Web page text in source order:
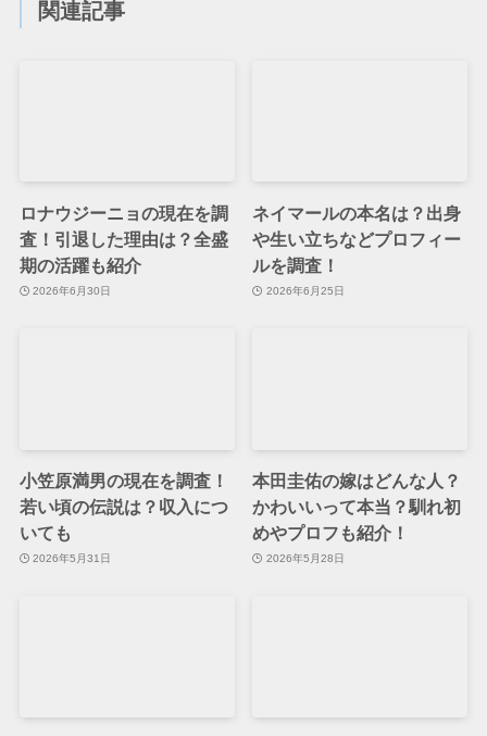
関連記事
ロナウジーニョの現在を調
査！引退した理由は？全盛
期の活躍も紹介
2026年6月30日
ネイマールの本名は？出身
や生い立ちなどプロフィー
ルを調査！
2026年6月25日
小笠原満男の現在を調査！
若い頃の伝説は？収入につ
いても
2026年5月31日
本田圭佑の嫁はどんな人？
かわいいって本当？馴れ初
めやプロフも紹介！
2026年5月28日